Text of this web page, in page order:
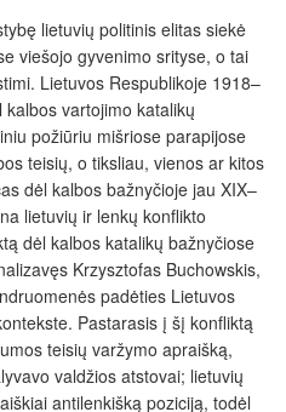
lietuvių politinis elitas siekė
viešojo gyvenimo srityse, o tai
Lietuvos Respublikoje 1918–
vartojimo katalikų
požiūriu mišriose parapijose
teisių, o tiksliau, vienos ar kitos
dėl kalbos bažnyčioje jau XIX–
lietuvių ir lenkų konflikto
dėl kalbos katalikų bažnyčiose
Krzysztofas Buchowskis,
padėties Lietuvos
Pastarasis į šį konfliktą
teisių varžymo apraišką,
valdžios atstovai; lietuvių
antilenkišką poziciją, todėl